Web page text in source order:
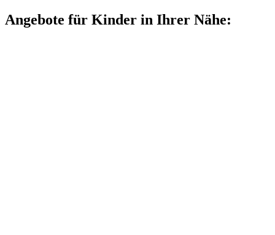
Angebote für Kinder in Ihrer Nähe: